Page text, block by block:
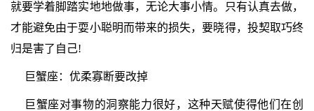
就要学着脚踏实地地做事，无论大事小情。只有认真去做，
才能避免由于耍小聪明而带来的损失，要晓得，投契取巧终
归是害了自己!
巨蟹座：优柔寡断要改掉
巨蟹座对事物的洞察能力很好，这种天赋使得他们在创